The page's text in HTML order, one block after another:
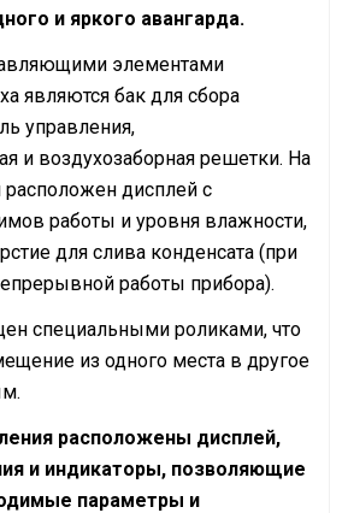
и яркого авангарда.
элементами
являются бак для сбора
управления,
и воздухозаборная решетки. На
дисплей с
работы и уровня влажности,
для слива конденсата (при
работы прибора).
специальными роликами, что
из одного места в другое
расположены дисплей,
и индикаторы, позволяющие
параметры и